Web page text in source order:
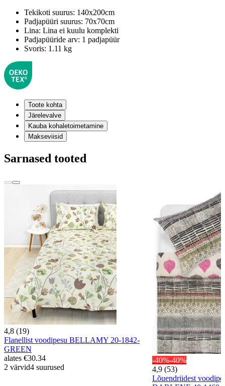
Tekikoti suurus: 140x200cm
Padjapüüri suurus: 70x70cm
Lina: Lina ei kuulu komplekti
Padjapüüride arv: 1 padjapüür
Svoris: 1.11 kg
Toote kohta
Järelevalve
Kauba kohaletoimetamine
Makseviisid
Sarnased tooted
4,8 (19)
Flanellist voodipesu BELLAMY 20-1842-
GREEN
alates €30.34
2 värvid4 suurused
-40%-40%
4,9 (53)
Lõuendriidest